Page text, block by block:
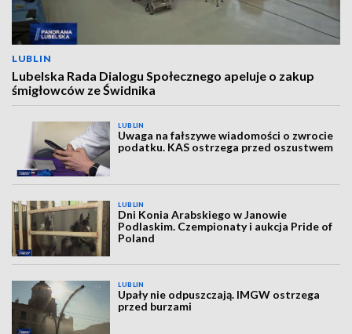
LUBLIN
Lubelska Rada Dialogu Społecznego apeluje o zakup
śmigłowców ze Świdnika
LUBLIN
Uwaga na fałszywe wiadomości o zwrocie
podatku. KAS ostrzega przed oszustwem
LUBLIN
Dni Konia Arabskiego w Janowie
Podlaskim. Czempionaty i aukcja Pride of
Poland
LUBLIN
Upały nie odpuszczają. IMGW ostrzega
przed burzami